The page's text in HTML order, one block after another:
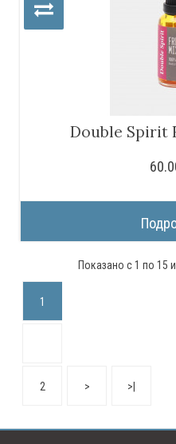
Double Spirit
Показано с 1 по 15
1
2 > >|